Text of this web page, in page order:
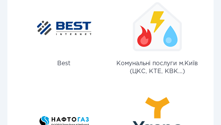
Best
Комунальні послуги м.Київ
(ЦКС, КТЕ, КВК...)